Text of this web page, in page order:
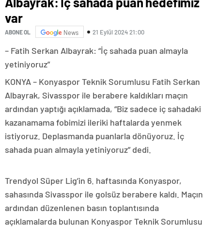
var
ABONE OL News 21 Eylül 2024 21:00
– Fatih Serkan Albayrak: “İç sahada puan almayla
yetiniyoruz”
KONYA – Konyaspor Teknik Sorumlusu Fatih Serkan
Albayrak, Sivasspor ile berabere kaldıkları maçın
ardından yaptığı açıklamada, “Biz sadece iç sahadaki
kazanamama fobimizi ileriki haftalarda yenmek
istiyoruz. Deplasmanda puanlarla dönüyoruz. İç
sahada puan almayla yetiniyoruz” dedi.
Trendyol Süper Lig’in 6. haftasında Konyaspor,
sahasında Sivasspor ile golsüz berabere kaldı. Maçın
ardından düzenlenen basın toplantısında
açıklamalarda bulunan Konyaspor Teknik Sorumlusu